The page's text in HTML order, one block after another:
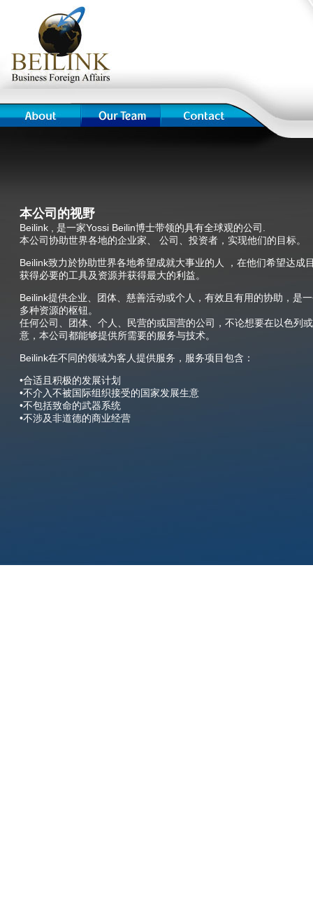
本公司的视野
Beilink , 是一家Yossi Beilin博士带领的具有全球观的公司.
本公司协助世界各地的企业家、 公司、投资者，实现他们的目标。
Beilink致力於协助世界各地希望成就大事业的人 ，在他们希望达成
获得必要的工具及资源并获得最大的利益。
Beilink提供企业、团体、慈善活动或个人，有效且有用的协助，是
多种资源的枢钮。
任何公司、团体、个人、民营的或国营的公司，不论想要在以色列
意，本公司都能够提供所需要的服务与技术。
Beilink在不同的领域为客人提供服务，服务项目包含：
•合适且积极的发展计划
•不介入不被国际组织接受的国家发展生意
•不包括致命的武器系统
•不涉及非道德的商业经营